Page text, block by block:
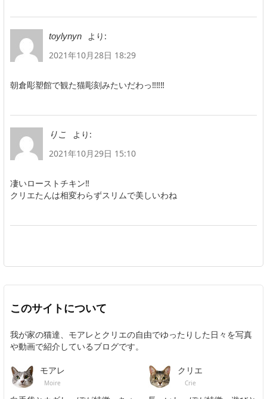
toylynyn
より:
2021年10月28日 18:29
朝倉彫塑館で観た猫彫刻みたいだわっ‼‼‼
りこ
より:
2021年10月29日 15:10
凄いローストチキン‼️
クリエたんは相変わらずスリムで美しいわね
このサイトについて
我が家の猫達、モアレとクリエの自由でゆったりした日々を写真
や動画で紹介しているブログです。
モアレ
Moire
クリエ
Crie